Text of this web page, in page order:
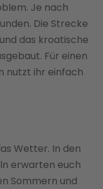
Je nach
Die Strecke
das kroatische
Für einen
nutzt ihr einfach
Wetter. In den
erwarten euch
Sommern und